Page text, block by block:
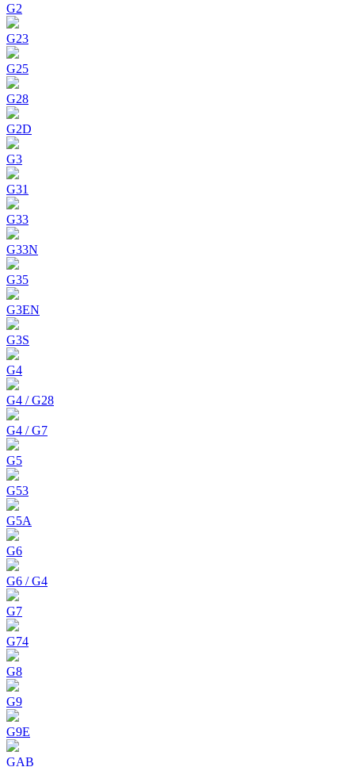
G2
G23
G25
G28
G2D
G3
G31
G33
G33N
G35
G3EN
G3S
G4
G4 / G28
G4 / G7
G5
G53
G5A
G6
G6 / G4
G7
G74
G8
G9
G9E
GAB